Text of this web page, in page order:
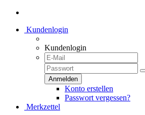
Kundenlogin
Kundenlogin
Konto erstellen
Passwort vergessen?
Merkzettel